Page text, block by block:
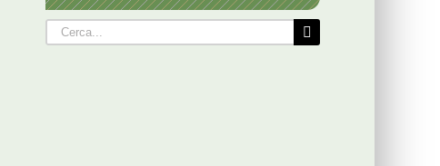
Cerca
per: